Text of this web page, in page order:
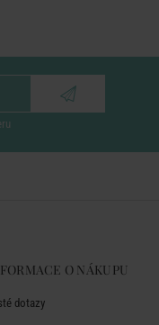
O NÁKUPU
dotazy